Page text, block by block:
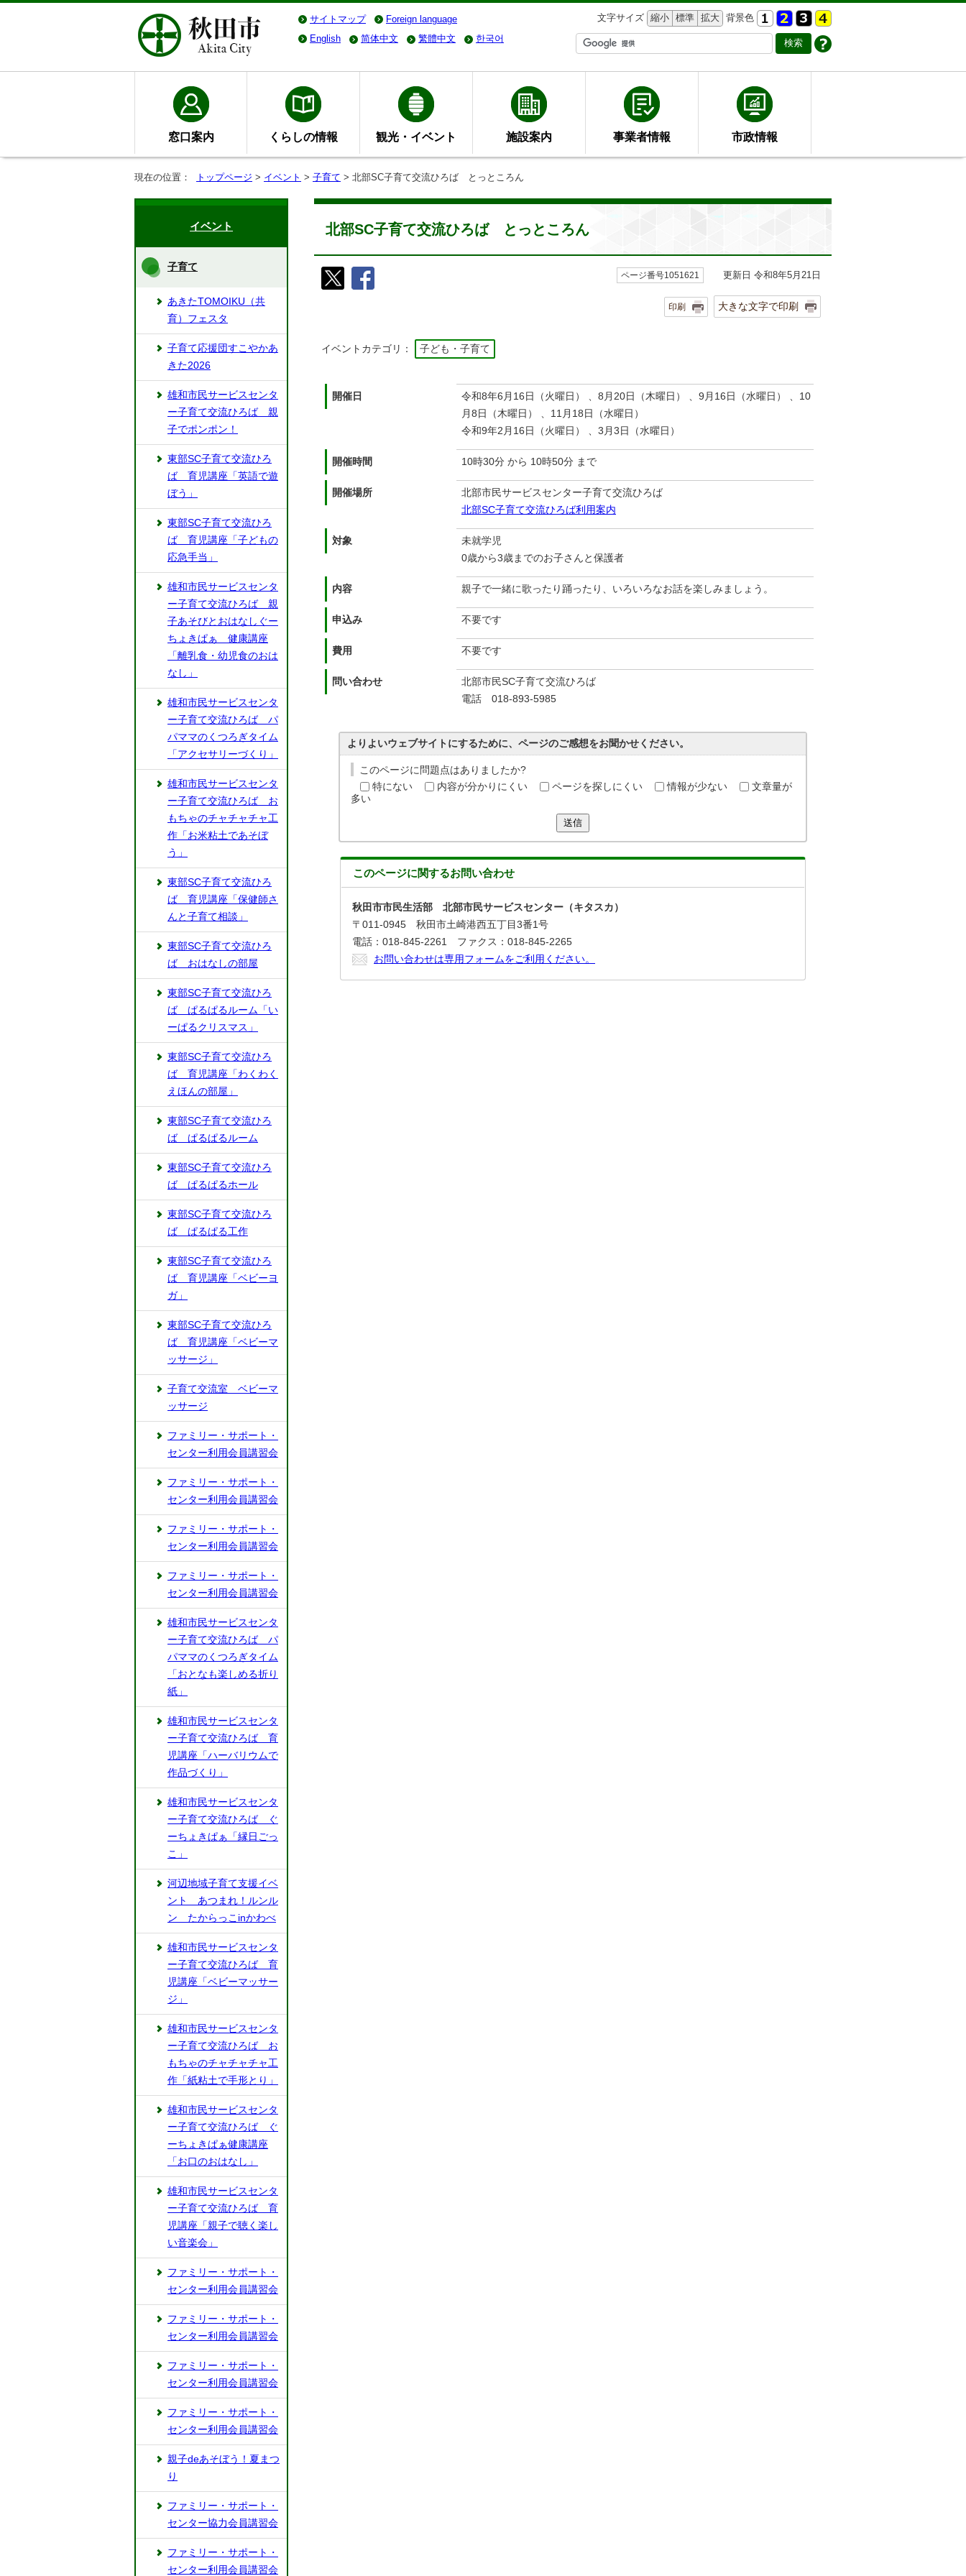
サイトマップ Foreign language 文字サイズ 縮小 標準 拡大 背景色
English
简体中文 繁體中文 한국어
窓口案内 くらしの情報 観光・イベント 施設案内 事業者情報 市政情報
現在の位置： トップページ > イベント > 子育て > 北部SC子育て交流ひろば とっところん
北部SC子育て交流ひろば とっところん
ページ番号1051621 更新日 令和8年5月21日
印刷 大きな文字で印刷
イベントカテゴリ： 子ども・子育て
開催日
令和8年6月16日（火曜日） 、8月20日（木曜日） 、9月16日（水曜日） 、10
月8日（木曜日） 、11月18日（水曜日）
令和9年2月16日（火曜日） 、3月3日（水曜日）
開催時間 10時30分 から 10時50分 まで
開催場所
北部市民サービスセンター子育て交流ひろば
北部SC子育て交流ひろば利用案内
対象
未就学児
0歳から3歳までのお子さんと保護者
内容 親子で一緒に歌ったり踊ったり、いろいろなお話を楽しみましょう。
申込み 不要です
費用 不要です
問い合わせ
北部市民SC子育て交流ひろば
電話 018-893-5985
よりよいウェブサイトにするために、ページのご感想をお聞かせください。
このページに問題点はありましたか?
特にない
内容が分かりにくい ページを探しにくい 情報が少ない
文章量が
多い
送信
このページに関するお問い合わせ
秋田市市民生活部 北部市民サービスセンター（キタスカ）
〒011-0945 秋田市土崎港西五丁目3番1号
電話：018-845-2261 ファクス：018-845-2265
お問い合わせは専用フォームをご利用ください。
イベント
子育て
あきたTOMOIKU（共
育）フェスタ
子育て応援団すこやかあ
きた2026
雄和市民サービスセンタ
ー子育て交流ひろば 親
子でポンポン！
東部SC子育て交流ひろ
ば 育児講座「英語で遊
ぼう」
東部SC子育て交流ひろ
ば 育児講座「子どもの
応急手当」
雄和市民サービスセンタ
ー子育て交流ひろば 親
子あそびとおはなしぐー
ちょきぱぁ 健康講座
「離乳食・幼児食のおは
なし」
雄和市民サービスセンタ
ー子育て交流ひろば パ
パママのくつろぎタイム
「アクセサリーづくり」
雄和市民サービスセンタ
ー子育て交流ひろば お
もちゃのチャチャチャ工
作「お米粘土であそぼ
う」
東部SC子育て交流ひろ
ば 育児講座「保健師さ
んと子育て相談」
東部SC子育て交流ひろ
ば おはなしの部屋
東部SC子育て交流ひろ
ば ぱるぱるルーム「い
ーぱるクリスマス」
東部SC子育て交流ひろ
ば 育児講座「わくわく
えほんの部屋」
東部SC子育て交流ひろ
ば ぱるぱるルーム
東部SC子育て交流ひろ
ば ぱるぱるホール
東部SC子育て交流ひろ
ば ぱるぱる工作
東部SC子育て交流ひろ
ば 育児講座「ベビーヨ
ガ」
東部SC子育て交流ひろ
ば 育児講座「ベビーマ
ッサージ」
子育て交流室 ベビーマ
ッサージ
ファミリー・サポート・
センター利用会員講習会
ファミリー・サポート・
センター利用会員講習会
ファミリー・サポート・
センター利用会員講習会
ファミリー・サポート・
センター利用会員講習会
雄和市民サービスセンタ
ー子育て交流ひろば パ
パママのくつろぎタイム
「おとなも楽しめる折り
紙」
雄和市民サービスセンタ
ー子育て交流ひろば 育
児講座「ハーバリウムで
作品づくり」
雄和市民サービスセンタ
ー子育て交流ひろば ぐ
ーちょきぱぁ「縁日ごっ
こ」
河辺地域子育て支援イベ
ント あつまれ！ルンル
ン たからっこinかわべ
雄和市民サービスセンタ
ー子育て交流ひろば 育
児講座「ベビーマッサー
ジ」
雄和市民サービスセンタ
ー子育て交流ひろば お
もちゃのチャチャチャ工
作「紙粘土で手形とり」
雄和市民サービスセンタ
ー子育て交流ひろば ぐ
ーちょきぱぁ健康講座
「お口のおはなし」
雄和市民サービスセンタ
ー子育て交流ひろば 育
児講座「親子で聴く楽し
い音楽会」
ファミリー・サポート・
センター利用会員講習会
ファミリー・サポート・
センター利用会員講習会
ファミリー・サポート・
センター利用会員講習会
ファミリー・サポート・
センター利用会員講習会
親子deあそぼう！夏まつ
り
ファミリー・サポート・
センター協力会員講習会
ファミリー・サポート・
センター利用会員講習会